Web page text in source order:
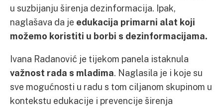
u suzbijanju širenja dezinformacija. Ipak,
naglašava da je edukacija primarni alat koji
možemo koristiti u borbi s dezinformacijama.
Ivana Radanović je tijekom panela istaknula
važnost rada s mladima. Naglasila je i koje su
sve mogućnosti u radu s tom ciljanom skupinom u
kontekstu edukacije i prevencije širenja